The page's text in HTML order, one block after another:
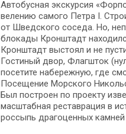
Автобусная экскурсия
велению самого Петра I.
от Шведского соседа. Но,
блокады Кронштадт
Кронштадт выстоял и не
Гостиный двор, Флагшток
посетите набережную, где
Посещение Морского
Был построен по проекту
масштабная реставрация в
россыпь драгоценных